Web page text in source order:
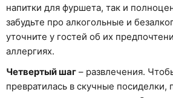
напитки для фуршета, так и
забудьте про алкогольные и
уточните у гостей об их
аллергиях.
Четвертый шаг – развлечения.
превратилась в скучные посиделки,